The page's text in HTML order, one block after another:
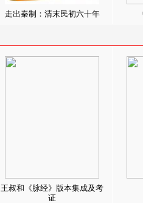
走出秦制：清末民初六十年
王叔和《脉经》版本集成及考
证